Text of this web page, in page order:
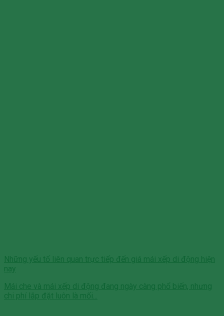
Những yếu tố liên quan trực tiếp đến giá mái xếp di động hiện
nay
Mái che và mái xếp di động đang ngày càng phổ biến, nhưng
chi phí lắp đặt luôn là mối...